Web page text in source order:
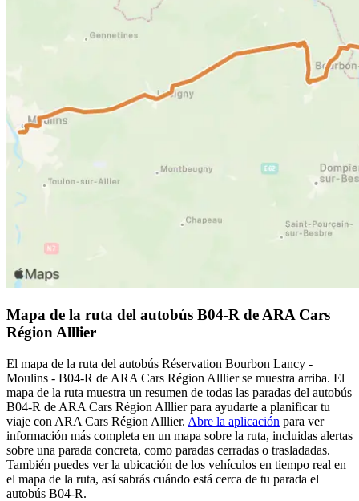
Mapa de la ruta del autobús B04-R de ARA Cars
Région Alllier
El mapa de la ruta del autobús Réservation Bourbon Lancy -
Moulins - B04-R de ARA Cars Région Alllier se muestra arriba. El
mapa de la ruta muestra un resumen de todas las paradas del autobús
B04-R de ARA Cars Région Alllier para ayudarte a planificar tu
viaje con ARA Cars Région Alllier. Abre la aplicación para ver
información más completa en un mapa sobre la ruta, incluidas alertas
sobre una parada concreta, como paradas cerradas o trasladadas.
También puedes ver la ubicación de los vehículos en tiempo real en
el mapa de la ruta, así sabrás cuándo está cerca de tu parada el
autobús B04-R.